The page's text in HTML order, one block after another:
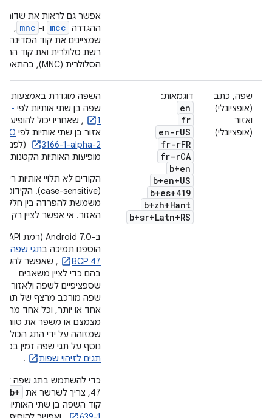
אפשר גם לראות את שדות
ההגדרה mcc ו- mnc
,
שמציינים את קוד המדינה
רשת סלולרית ואת קוד
הסלולרית (MNC), בהתאמה.
שפה, כתב
(אופציונלי)
ואזור
(אופציונלי)
דוגמאות:
en
fr
en-rUS
fr-rFR
fr-rCA
b+en
b+en+US
b+es+419
b+zh+Hant
b+sr+Latn+RS
השפה מוגדרת באמצעות
שפה בן שתי אותיות לפי
1
, שאחריו יכול להופיע
אזור בן שתי אותיות לפי ISO
3166-1-alpha-2
(לפניו
מופיעות האותיות הקטנות
הקודים לא תלויי אותיות
(case-sensitive). הקידומת
משמשת להפרדה בין חלקי
האזור. אי אפשר לציין רק
הוספנו תמיכה בתגי שפה
BCP 47
, שאפשר
בהם כדי לציין משאבים
שספציפיים לשפה ולאזור.
שפה מורכב מרצף של תגי
אחד או יותר, וכל אחד מהם
מצמצם או משפר את טווח
שמזוהה על ידי התג
נוסף על תגי שפה זמין
תגים לזיהוי שפות
.
47, צריך לשרשר את b+
קוד השפה בן שתי האותיות